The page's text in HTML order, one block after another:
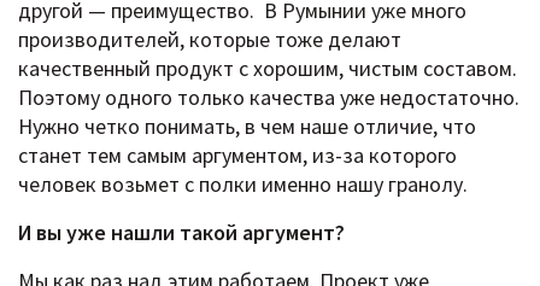
другой — преимущество. В Румынии уже много
производителей, которые тоже делают
качественный продукт с хорошим, чистым составом.
Поэтому одного только качества уже недостаточно.
Нужно четко понимать, в чем наше отличие, что
станет тем самым аргументом, из-за которого
человек возьмет с полки именно нашу гранолу.
И вы уже нашли такой аргумент?